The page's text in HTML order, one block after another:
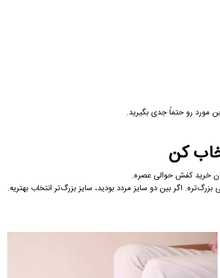
مورد رو حتماً جدی بگیرید.
خرید کفش حوالی عصره.
اگر بین دو سایز مردد بودید، سایز بزرگ‌تر انتخاب بهتریه.